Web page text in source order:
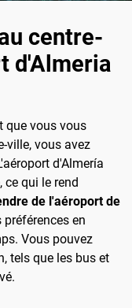
centre-
d'Almeria
que vous vous
ville, vous avez
d'Almería
qui le rend
de l'aéroport de
en
Vous pouvez
tels que les bus et